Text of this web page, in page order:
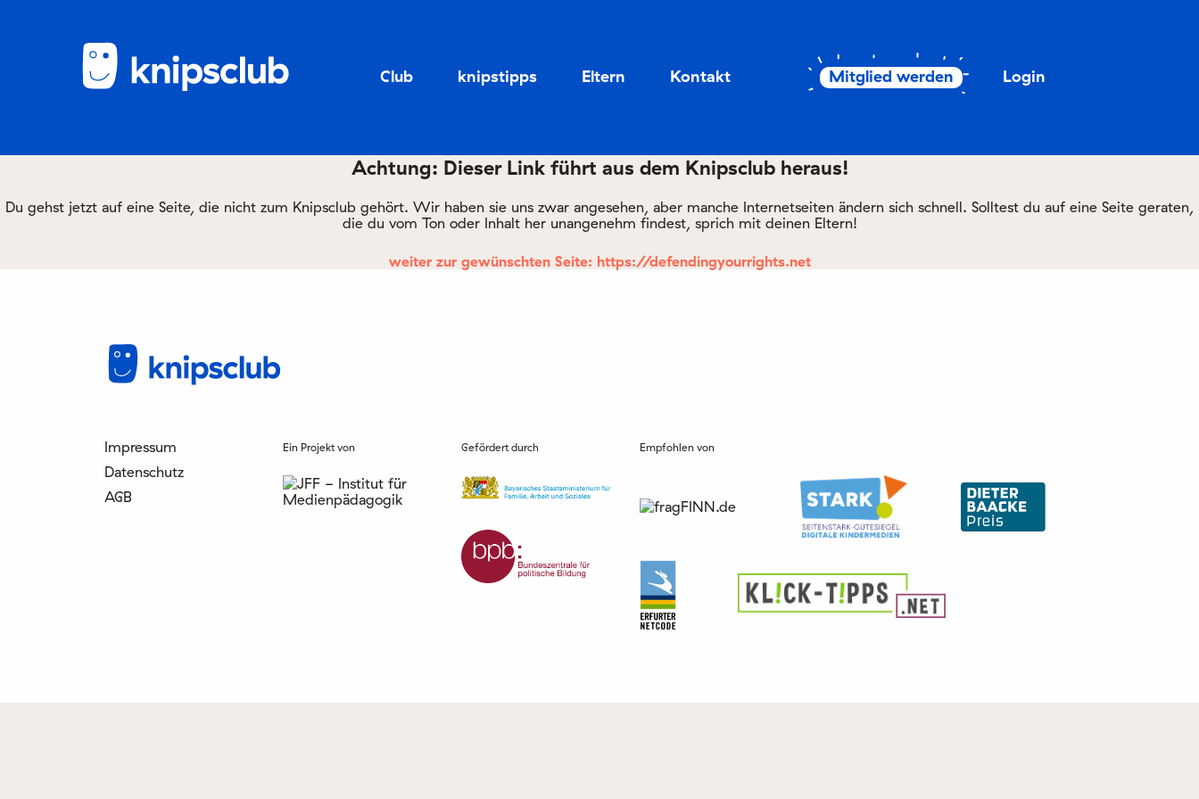
Club knipstipps Eltern Kontakt Mitglied werden Login
Achtung: Dieser Link führt aus dem Knipsclub heraus!
Du gehst jetzt auf eine Seite, die nicht zum Knipsclub gehört. Wir haben sie uns zwar angesehen, aber manche Internetseiten ändern sich schnell. Solltest du auf eine Seite geraten,
die du vom Ton oder Inhalt her unangenehm findest, sprich mit deinen Eltern!
weiter zur gewünschten Seite: https://defendingyourrights.net
Impressum
Datenschutz
AGB
Ein Projekt von Gefördert durch Empfohlen von